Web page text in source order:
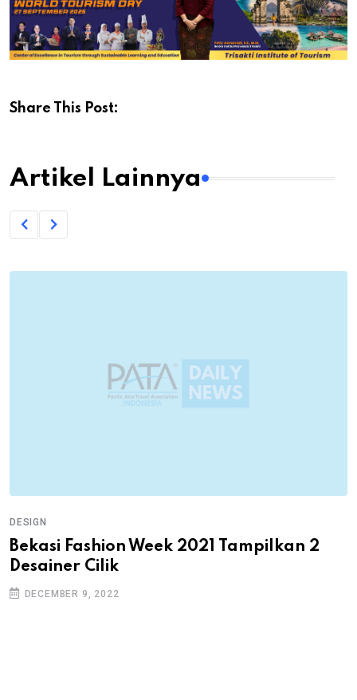
Share This Post:
Artikel Lainnya
DESIGN
Bekasi Fashion Week 2021 Tampilkan 2
Desainer Cilik
DECEMBER 9, 2022